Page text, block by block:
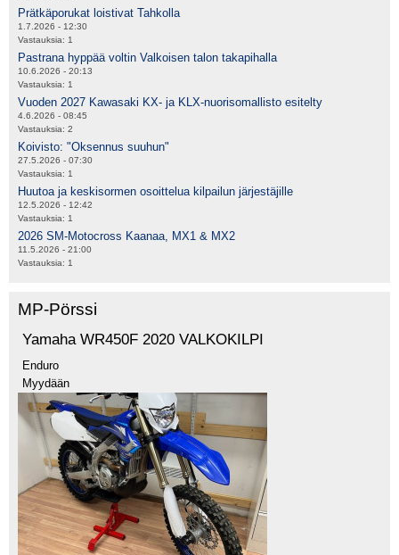
Prätkäporukat loistivat Tahkolla
1.7.2026 - 12:30
Vastauksia: 1
Pastrana hyppää voltin Valkoisen talon takapihalla
10.6.2026 - 20:13
Vastauksia: 1
Vuoden 2027 Kawasaki KX- ja KLX-nuorisomallisto esitelty
4.6.2026 - 08:45
Vastauksia: 2
Koivisto: "Oksennus suuhun"
27.5.2026 - 07:30
Vastauksia: 1
Huutoa ja keskisormen osoittelua kilpailun järjestäjille
12.5.2026 - 12:42
Vastauksia: 1
2026 SM-Motocross Kaanaa, MX1 & MX2
11.5.2026 - 21:00
Vastauksia: 1
MP-Pörssi
Yamaha WR450F 2020 VALKOKILPI
Enduro
Myydään